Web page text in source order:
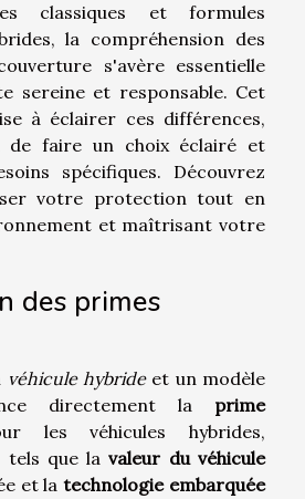
classiques et formules
la compréhension des
s'avère essentielle
sereine et responsable. Cet
à éclairer ces différences,
de faire un choix éclairé et
spécifiques. Découvrez
votre protection tout en
et maîtrisant votre
des primes
véhicule hybrideet un modèle
directement la prime
les véhicules hybrides,
tels que lavaleur du véhicule
et latechnologie embarquée